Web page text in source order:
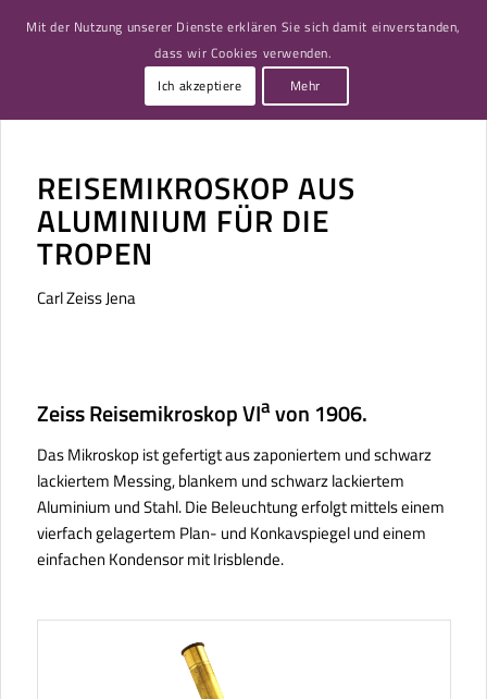
REISEMIKROSKOP AUS
ALUMINIUM FÜR DIE
TROPEN
Carl Zeiss Jena
Zeiss Reisemikroskop VIavon 1906.
Das Mikroskop ist gefertigt aus zaponiertem und schwarz
lackiertem Messing, blankem und schwarz lackiertem
Aluminium und Stahl. Die Beleuchtung erfolgt mittels einem
vierfach gelagertem Plan- und Konkavspiegel und einem
einfachen Kondensor mit Irisblende.
Mit der Nutzung unserer Dienste erklären Sie sich damit einverstanden,
dass wir Cookies verwenden.
Ich akzeptiere
Mehr